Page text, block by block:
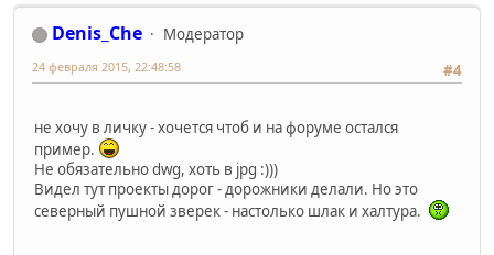
Denis_Che
Модератор
#4
24 февраля 2015, 22:48:58
не хочу в личку - хочется чтоб и на форуме остался
пример.
Не обязательно dwg, хоть в jpg :)))
Видел тут проекты дорог - дорожники делали. Но это
северный пушной зверек - настолько шлак и халтура.